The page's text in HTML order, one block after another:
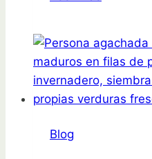
en
febrero
en
Valencia:
Blog